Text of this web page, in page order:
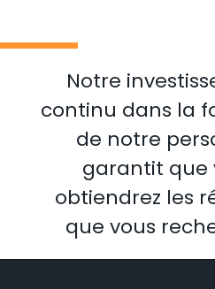
Notre
continu dans la
de notre
garantit que
obtiendrez les
que vous